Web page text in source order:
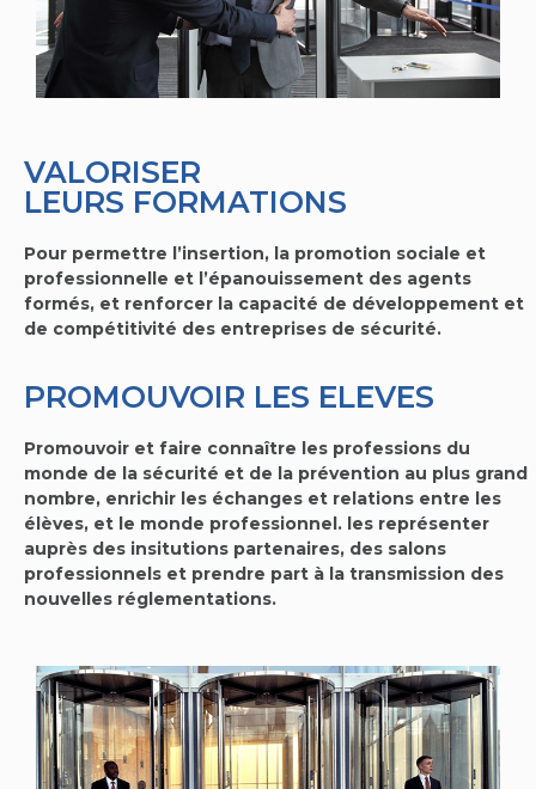
VALORISER
LEURS FORMATIONS
Pour permettre l’insertion, la promotion sociale et
professionnelle et l’épanouissement des agents
formés, et renforcer la capacité de développement et
de compétitivité des entreprises de sécurité.
PROMOUVOIR LES ELEVES
Promouvoir et faire connaître les professions du
monde de la sécurité et de la prévention au plus grand
nombre, enrichir les échanges et relations entre les
élèves, et le monde professionnel. les représenter
auprès des insitutions partenaires, des salons
professionnels et prendre part à la transmission des
nouvelles réglementations.